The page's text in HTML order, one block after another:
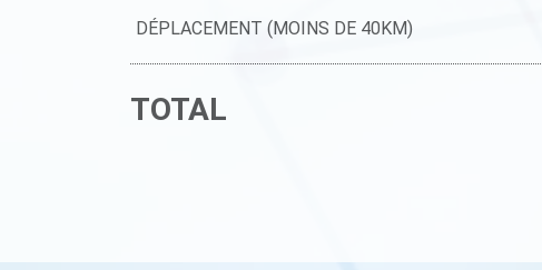
DÉPLACEMENT (MOINS DE 40KM)
TOTAL